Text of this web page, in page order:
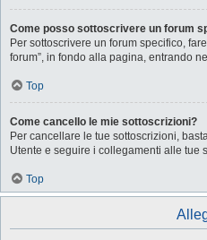
Come posso sottoscrivere un forum
Per sottoscrivere un forum specifico,
forum”, in fondo alla pagina, entrando
Top
Come cancello le mie sottoscrizioni?
Per cancellare le tue sottoscrizioni,
Utente e seguire i collegamenti alle tue
Top